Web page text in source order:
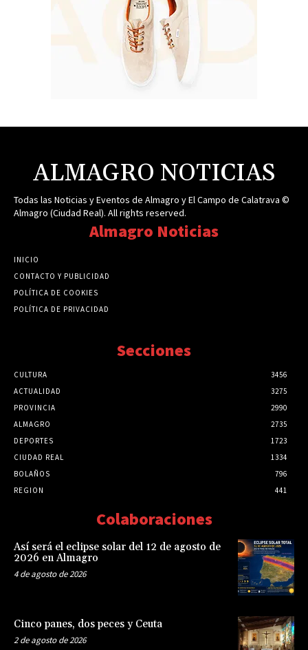
ALMAGRO NOTICIAS
Todas las Noticias y Eventos de Almagro y El Campo de Calatrava ©
Almagro (Ciudad Real). All rights reserved.
Almagro Noticias
INICIO
CONTACTO Y PUBLICIDAD
POLÍTICA DE COOKIES
POLÍTICA DE PRIVACIDAD
Secciones
CULTURA
3456
ACTUALIDAD
3275
PROVINCIA
2990
ALMAGRO
2735
DEPORTES
1723
CIUDAD REAL
1334
BOLAÑOS
796
REGION
441
Colaboraciones
Así será el eclipse solar del 12 de agosto de
2026 en Almagro
4 de agosto de 2026
Cinco panes, dos peces y Ceuta
2 de agosto de 2026